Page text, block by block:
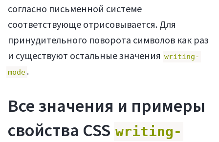
согласно письменной системе
соответствующе отрисовывается. Для
принудительного поворота символов как раз
и существуют остальные значения writing-
mode .
Все значения и примеры
свойства CSS writing-